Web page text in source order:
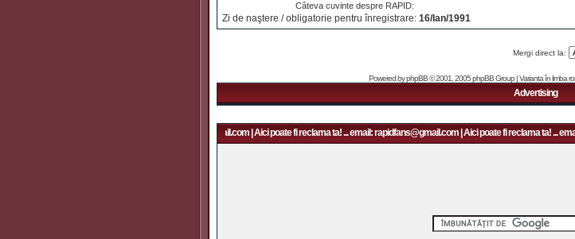
Câteva cuvinte despre RAPID:
Zi de naştere / obligatorie pentru înregistrare: 16/Ian/1991
Mergi direct la:
Powered byphpBB© 2001, 2005 phpBB Group | Varianta în limba
Advertising
Aici poate fi reclama ta! ... email: rapidfans@gmail.com | Aici poate fi reclama ta! ... email: rapidfans@gmail.com | Aici poate fi reclama ta! ...